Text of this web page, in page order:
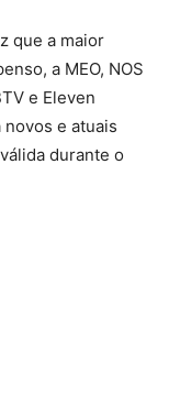
que a maior
a MEO, NOS
e Eleven
e atuais
durante o